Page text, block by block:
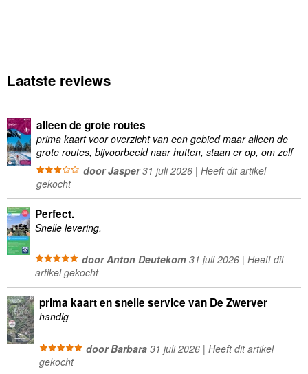
Laatste reviews
alleen de grote routes
prima kaart voor overzicht van een gebied maar alleen de
grote routes, bijvoorbeeld naar hutten, staan er op, om zelf
wandelingen te plannen minder geschikt
door Jasper31 juli 2026 | Heeft dit artikel
gekocht
Perfect.
Snelle levering.
door Anton Deutekom31 juli 2026 | Heeft dit
artikel gekocht
prima kaart en snelle service van De Zwerver
handig
door Barbara31 juli 2026 | Heeft dit artikel
gekocht